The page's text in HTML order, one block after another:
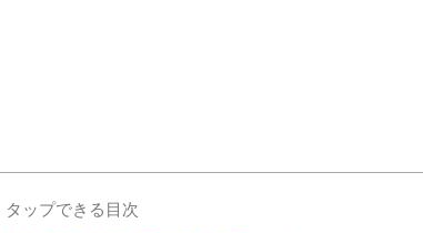
タップできる目次